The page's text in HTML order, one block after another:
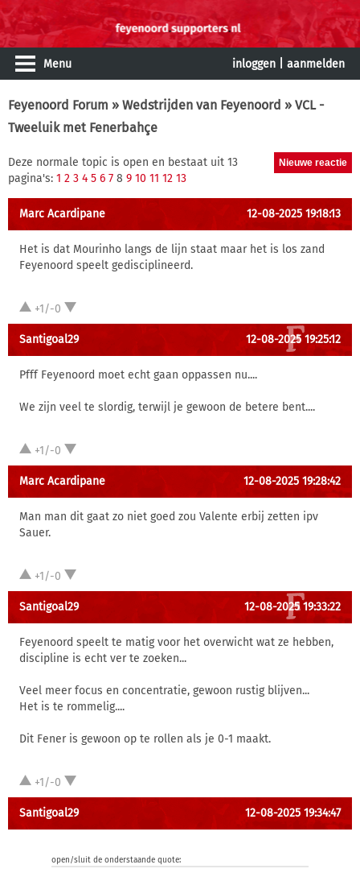
Menu inloggen aanmelden
Feyenoord Forum » Wedstrijden van Feyenoord » VCL -
Tweeluik met Fenerbahçe
Deze normale topic is open en bestaat uit 13
pagina's: 1 2 3 4 5 6 7 8 9 10 11 12 13
Marc Acardipane 12-08-2025 19:18:13
Het is dat Mourinho langs de lijn staat maar het is los zand
Feyenoord speelt gedisciplineerd.
+1/-0
Santigoal29 12-08-2025 19:25:12
Pfff Feyenoord moet echt gaan oppassen nu....
We zijn veel te slordig, terwijl je gewoon de betere bent....
+1/-0
Marc Acardipane 12-08-2025 19:28:42
Man man dit gaat zo niet goed zou Valente erbij zetten ipv
Sauer.
+1/-0
Santigoal29 12-08-2025 19:33:22
Feyenoord speelt te matig voor het overwicht wat ze hebben,
discipline is echt ver te zoeken...
Veel meer focus en concentratie, gewoon rustig blijven...
Het is te rommelig....
Dit Fener is gewoon op te rollen als je 0-1 maakt.
+1/-0
Santigoal29 12-08-2025 19:34:47
open/sluit de onderstaande quote: